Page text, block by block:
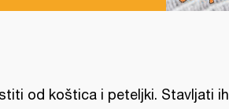
od koštica i peteljki. Stavljati ih